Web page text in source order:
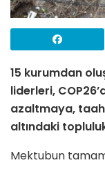
15 kurumdan
liderleri,
azaltmaya,
altındaki
Mektubun